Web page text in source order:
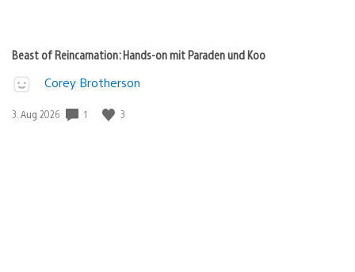
Beast of Reincarnation: Hands-on mit Paraden und Koo
Corey Brotherson
Veröffentlichungsdatum:
3. Aug 2026 1 3